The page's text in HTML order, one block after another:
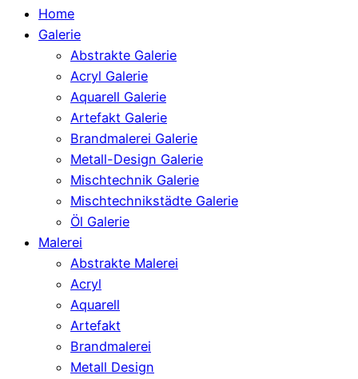
Home
Galerie
Abstrakte Galerie
Acryl Galerie
Aquarell Galerie
Artefakt Galerie
Brandmalerei Galerie
Metall-Design Galerie
Mischtechnik Galerie
Mischtechnikstädte Galerie
Öl Galerie
Malerei
Abstrakte Malerei
Acryl
Aquarell
Artefakt
Brandmalerei
Metall Design